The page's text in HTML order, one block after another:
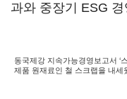
과와 중장기 ESG
동국제강 지속가능경영보고서 ‘
제품 원재료인 철 스크랩을 내세